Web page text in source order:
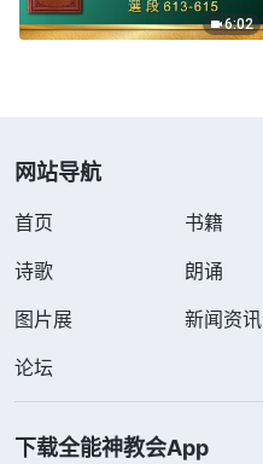
6:02
网站导航
首页 书籍
诗歌
朗诵
图片展
新闻资讯
论坛
下载全能神教会App